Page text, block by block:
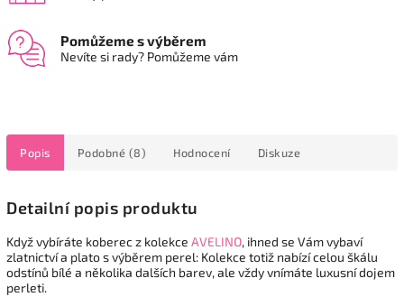
Pomůžeme s výběrem
Nevíte si rady? Pomůžeme vám
Popis Podobné (8) Hodnocení Diskuze
Detailní popis produktu
Když vybíráte koberec z kolekce AVELINO, ihned se Vám vybaví
zlatnictví a plato s výběrem perel: Kolekce totiž nabízí celou škálu
odstínů bílé a několika dalších barev, ale vždy vnímáte luxusní dojem
perleti.